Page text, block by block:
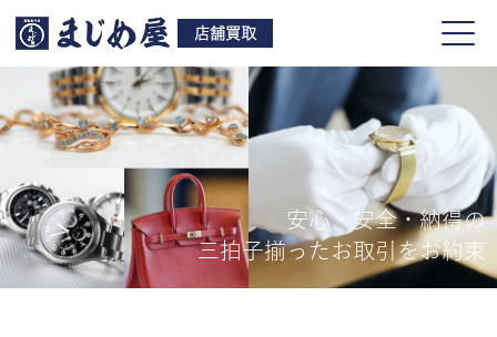
店舗買取
買取品目
店舗一覧
安心・安全・納得の
三拍子揃ったお取引をお約束